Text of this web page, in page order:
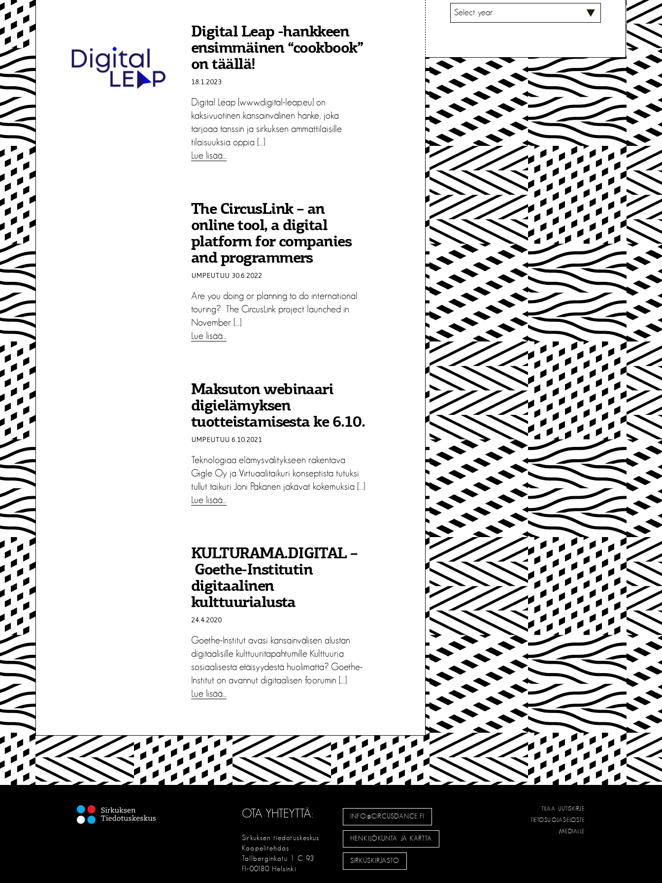
Digital Leap -hankkeen
ensimmäinen “cookbook”
on täällä!
18.1.2023
Digital Leap [www.digital-leap.eu] on
kaksivuotinen kansainvälinen hanke, joka
tarjoaa tanssin ja sirkuksen ammattilaisille
tilaisuuksia oppia […]
Lue lisää…
The CircusLink – an
online tool, a digital
platform for companies
and programmers
UMPEUTUU 30.6.2022
Are you doing or planning to do international
touring? The CircusLink project launched in
November […]
Lue lisää…
Maksuton webinaari
digielämyksen
tuotteistamisesta ke 6.10.
UMPEUTUU 6.10.2021
Teknologiaa elämysvälitykseen rakentava
Gigle Oy ja Virtuaalitaikuri konseptista tutuksi
tullut taikuri Joni Pakanen jakavat kokemuksia […]
Lue lisää…
KULTURAMA.DIGITAL –
Goethe-Institutin
digitaalinen
kulttuurialusta
24.4.2020
Goethe-Institut avasi kansainvälisen alustan
digitaalisille kulttuuritapahtumille Kulttuuria
sosiaalisesta etäisyydestä huolimatta? Goethe-
Institut on avannut digitaalisen foorumin […]
Lue lisää…
V
A
T
S
E
OTA YHTEYTTÄ:
Sirkuksen tiedotuskeskus
Kaapelitehdas
Tallberginkatu 1 C 93
FI-00180 Helsinki
INFO@CIRCUSDANCE.FI
HENKILÖKUNTA JA KARTTA
SIRKUSKIRJASTO
TILAA UUTISKIRJE
TIETOSUOJASELOSTE
MEDIALLE